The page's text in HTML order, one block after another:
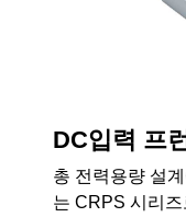
DC입력 프
총 전력용량 설
는 CRPS 시리